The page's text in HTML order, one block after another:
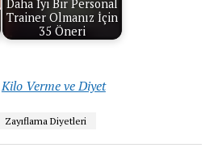
Daha İyi Bir Personal
Trainer Olmanız İçin
35 Öneri
Kilo Verme ve Diyet
Zayıflama Diyetleri